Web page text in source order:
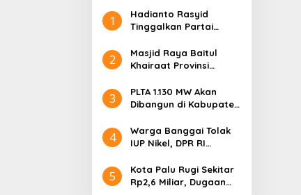
1
Hadianto Rasyid
Tinggalkan Partai
Tahun Mengabdi
2
Masjid Raya Baitul
Khairaat Provinsi
Rekor MURI, Ini
Keunikan Arsitekturnya
3
PLTA 1.130 MW Akan
Dibangun di Kabupaten
Evergreen Industri
Audiensi dengan
4
Warga Banggai Tolak
IUP Nikel, DPR RI
5
Kota Palu Rugi Sekitar
Rp2,6 Miliar, Dugaan